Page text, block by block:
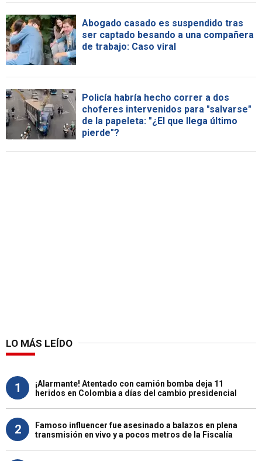
Abogado casado es suspendido tras
ser captado besando a una compañera
de trabajo: Caso viral
Policía habría hecho correr a dos
choferes intervenidos para "salvarse"
de la papeleta: "¿El que llega último
pierde"?
LO MÁS LEÍDO
1
¡Alarmante! Atentado con camión bomba deja 11
heridos en Colombia a días del cambio presidencial
2
Famoso influencer fue asesinado a balazos en plena
transmisión en vivo y a pocos metros de la Fiscalía